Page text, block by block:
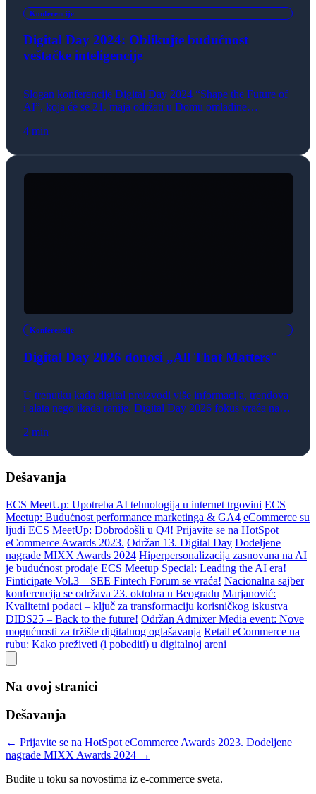
Konferencije
Digital Day 2024: Oblikujte budućnost
veštačke inteligencije
Slogan konferencije Digital Day 2024 “Shape the Future of
AI”, koja će se 21. maja održati u Domu omladine
veštačka inteligencija unosi revoluciju u oglašavanje,
4 min
Konferencije
Digital Day 2026 donosi „All That Matters"
U trenutku kada digital proizvodi više informacija, trendova
i alata nego ikada ranije, Digital Day 2026 fokus vraća na
5. juna u Hangaru u Luci Beograd.
2 min
Dešavanja
ECS MeetUp: Upotreba AI tehnologija u internet trgovini ECS
Meetup: Budućnost performance marketinga & GA4 eCommerce su
ljudi ECS MeetUp: Dobrodošli u Q4! Prijavite se na HotSpot
eCommerce Awards 2023. Održan 13. Digital Day Dodeljene
nagrade MIXX Awards 2024 Hiperpersonalizacija zasnovana na AI
je budućnost prodaje ECS Meetup Special: Leading the AI era!
Finticipate Vol.3 – SEE Fintech Forum se vraća! Nacionalna sajber
konferencija se održava 23. oktobra u Beogradu Marjanović:
Kvalitetni podaci – ključ za transformaciju korisničkog iskustva
DIDS25 – Back to the future! Održan Admixer Media event: Nove
mogućnosti za tržište digitalnog oglašavanja Retail eCommerce na
rubu: Kako preživeti (i pobediti) u digitalnoj areni
Na ovoj stranici
Dešavanja
← Prijavite se na HotSpot eCommerce Awards 2023. Dodeljene
nagrade MIXX Awards 2024 →
Budite u toku sa novostima iz e-commerce sveta.